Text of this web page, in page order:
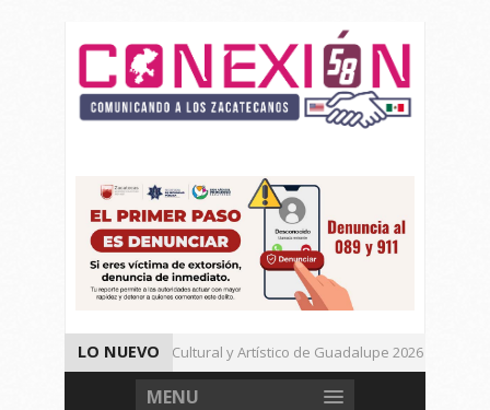
LO NUEVO
Da inicio el Festival Cultural y Artístico de Guadalupe 2026
Muere Agresor, Detienen a Dos Menores en Joaquín Amaro.
MENU